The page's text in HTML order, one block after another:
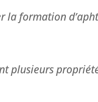
la formation
plusieurs